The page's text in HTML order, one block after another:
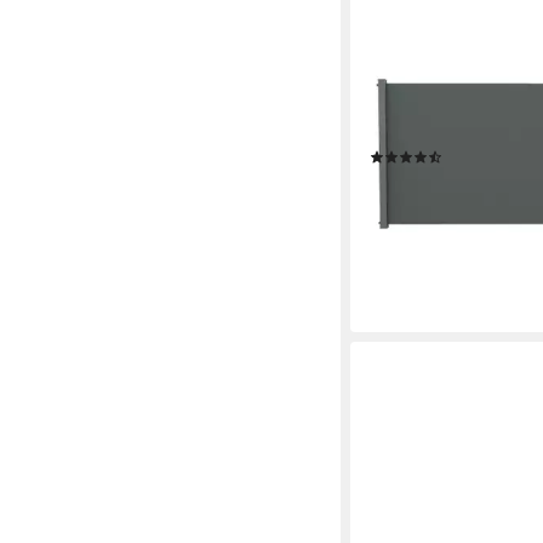
Seitenmarkise
lieferbar in 8 Wochen